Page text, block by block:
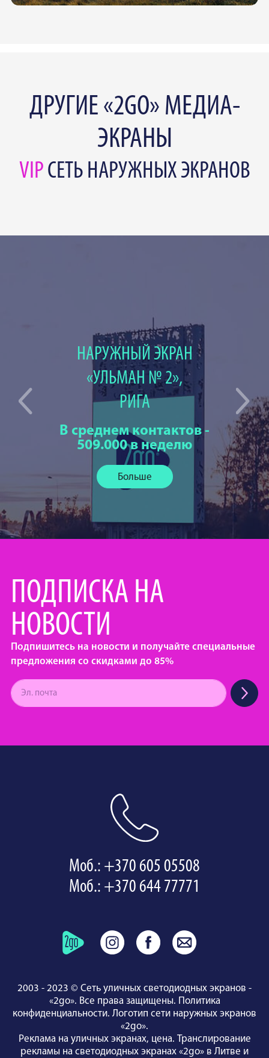
ДРУГИЕ «2GO» МЕДИА-
ЭКРАНЫ
VIP СЕТЬ НАРУЖНЫХ ЭКРАНОВ
НАРУЖНЫЙ ЭКРАН
«УЛЬМАН № 2»,
РИГА
В среднем контактов -
509.000 в неделю
Больше
ПОДПИСКА НА
НОВОСТИ
Подпишитесь на новости и получайте специальные
предложения со скидками до 85%
Моб.: +370 605 05508
Моб.: +370 644 77771
2003 - 2023 © Сеть уличных светодиодных экранов -
«2go». Все права защищены. Политика
конфиденциальности. Логотип сети наружных экранов
«2go».
Реклама на уличных экранах, цена. Транслирование
рекламы на светодиодных экранах «2go» в Литве и